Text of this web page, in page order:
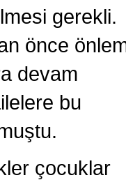
gerekli.
önce
devam
bu
çocuklar